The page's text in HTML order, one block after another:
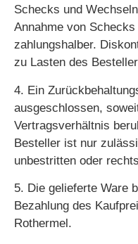
Schecks und
Annahme von
zahlungshalber.
zu Lasten des
4. Ein
ausgeschlossen,
Vertragsverhältnis
Besteller ist nur
unbestritten oder
5. Die gelieferte Ware
Bezahlung des
Rothermel.